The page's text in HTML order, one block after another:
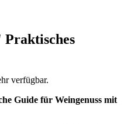
verfügbar.
Guide für Weingenuss mit